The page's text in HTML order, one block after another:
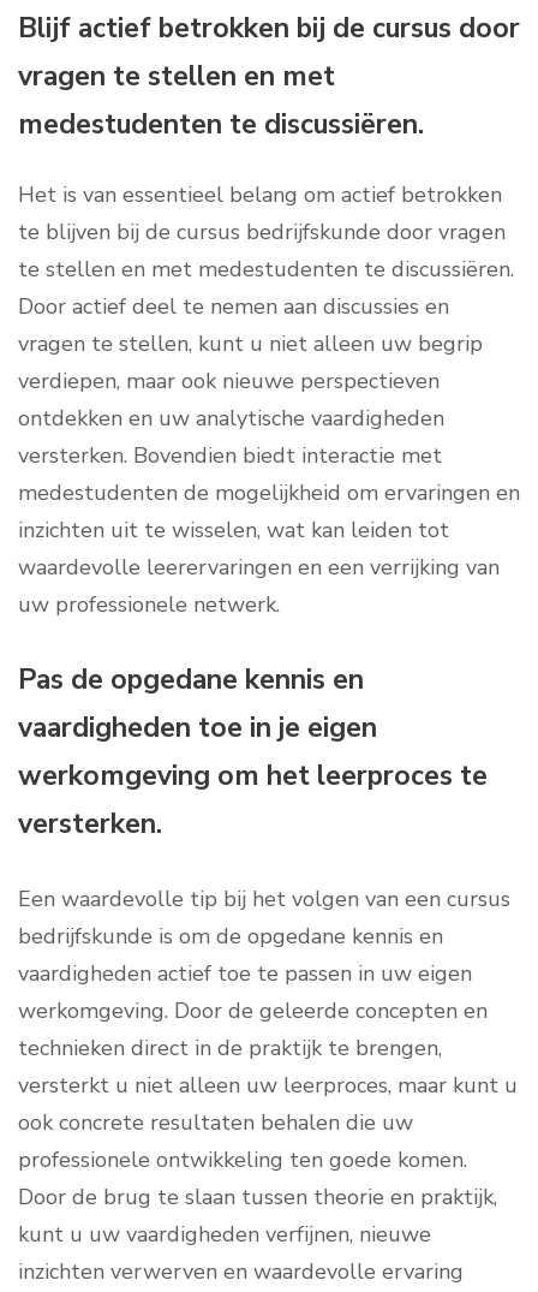
Blijf actief betrokken bij de cursus door
vragen te stellen en met
medestudenten te discussiëren.
Het is van essentieel belang om actief betrokken
te blijven bij de cursus bedrijfskunde door vragen
te stellen en met medestudenten te discussiëren.
Door actief deel te nemen aan discussies en
vragen te stellen, kunt u niet alleen uw begrip
verdiepen, maar ook nieuwe perspectieven
ontdekken en uw analytische vaardigheden
versterken. Bovendien biedt interactie met
medestudenten de mogelijkheid om ervaringen en
inzichten uit te wisselen, wat kan leiden tot
waardevolle leerervaringen en een verrijking van
uw professionele netwerk.
Pas de opgedane kennis en
vaardigheden toe in je eigen
werkomgeving om het leerproces te
versterken.
Een waardevolle tip bij het volgen van een cursus
bedrijfskunde is om de opgedane kennis en
vaardigheden actief toe te passen in uw eigen
werkomgeving. Door de geleerde concepten en
technieken direct in de praktijk te brengen,
versterkt u niet alleen uw leerproces, maar kunt u
ook concrete resultaten behalen die uw
professionele ontwikkeling ten goede komen.
Door de brug te slaan tussen theorie en praktijk,
kunt u uw vaardigheden verfijnen, nieuwe
inzichten verwerven en waardevolle ervaring